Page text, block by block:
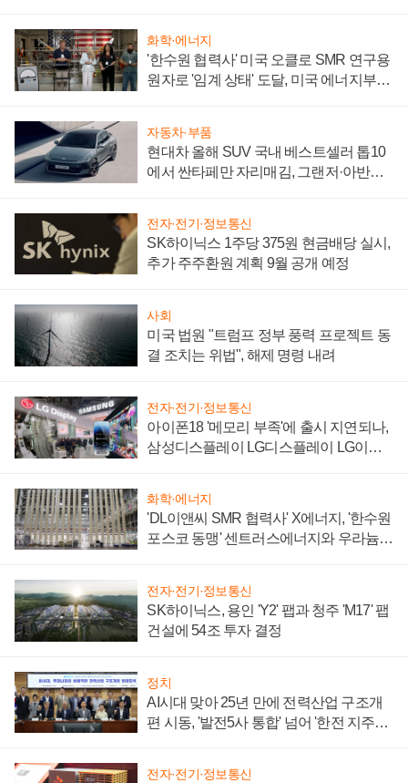
화학·에너지
'한수원 협력사' 미국 오클로 SMR 연구용
원자로 '임계 상태' 도달, 미국 에너지부
자동차·부품
현대차 올해 SUV 국내 베스트셀러 톱10
에서 싼타페만 자리매김, 그랜저·아반떼
전자·전기·정보통신
SK하이닉스 1주당 375원 현금배당 실시,
추가 주주환원 계획 9월 공개 예정
사회
미국 법원 "트럼프 정부 풍력 프로젝트 동
결 조치는 위법", 해제 명령 내려
전자·전기·정보통신
아이폰18 '메모리 부족'에 출시 지연되나,
삼성디스플레이 LG디스플레이 LG이노
화학·에너지
'DL이앤씨 SMR 협력사' X에너지, '한수원
포스코 동맹' 센트러스에너지와 우라늄
전자·전기·정보통신
SK하이닉스, 용인 'Y2' 팹과 청주 'M17' 팹
건설에 54조 투자 결정
정치
AI시대 맞아 25년 만에 전력산업 구조개
편 시동, '발전5사 통합' 넘어 '한전 지주사'
전자·전기·정보통신